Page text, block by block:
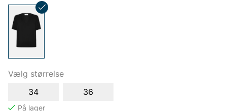
Vælg størrelse
34
36